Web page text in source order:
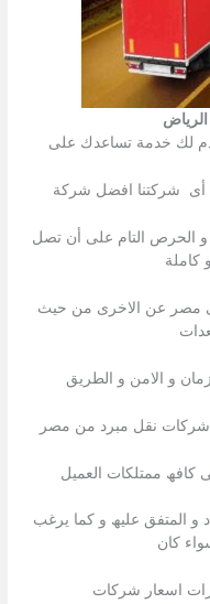
لك خدمة تساعدك على
أى شركتنا افضل شركة
و الحرص التام على أن تصل
كاملة
مصر عن الاخرى من حیث
و الامن و الطريق
شركات نقل مبرد من مصر
كافھ ممتلكات العمیل
و المتفق علیھ و كما یرغب
كان
اسعار شركات